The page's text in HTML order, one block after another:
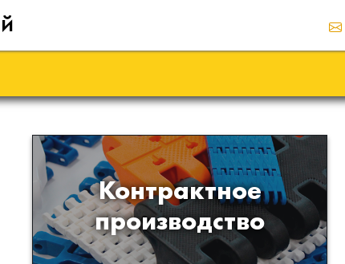
Контрактное
производство
Производство изделий из
пластиков и полимеров по
образцам либо чертежам
заказчика